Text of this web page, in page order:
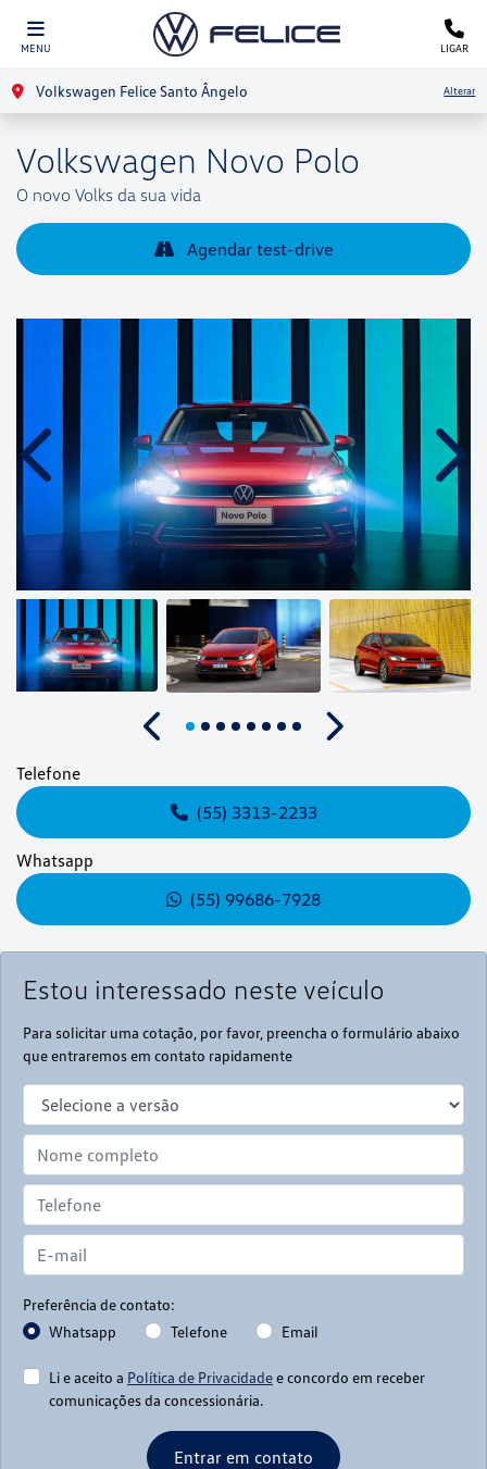
MENU LIGAR
Volkswagen Felice Santo Ângelo Alterar
Volkswagen Novo Polo
O novo Volks da sua vida
Agendar test-drive
Estou interessado neste veículo
Para solicitar uma cotação, por favor, preencha o formulário abaixo
que entraremos em contato rapidamente
Preferência de contato:
Whatsapp
Telefone Email
Li e aceito a Política de Privacidadee concordo em receber
comunicações da concessionária.
Entrar em contato
Anterior
Anterior
Próximo
Telefone
(55) 3313-2233
Whatsapp
(55) 99686-7928